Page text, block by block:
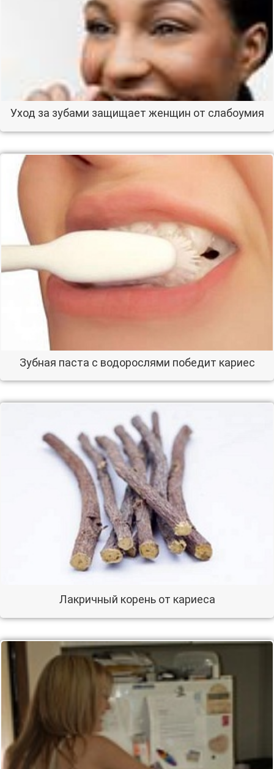
Уход за зубами защищает женщин от слабоумия
Зубная паста с водорослями победит кариес
Лакричный корень от кариеса